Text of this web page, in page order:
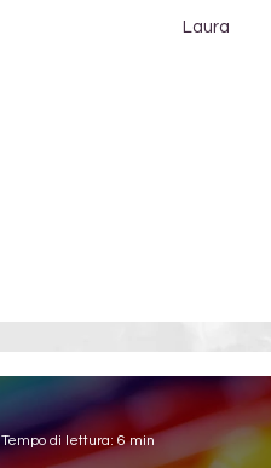
Laura
Tempo di lettura: 6 min